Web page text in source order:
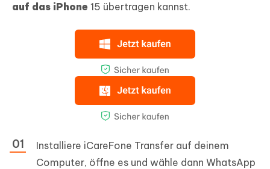
auf das iPhone 15 übertragen kannst.
Installiere iCareFone Transfer auf deinem
Computer, öffne es und wähle dann WhatsApp